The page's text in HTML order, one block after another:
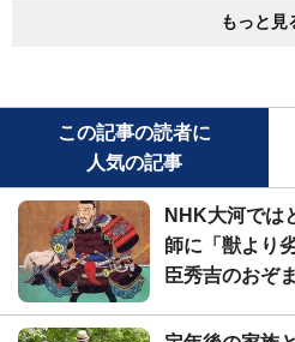
もっと見
この記事の読者に
人気の記事
NHK大河では
師に「獣より
臣秀吉のおぞ